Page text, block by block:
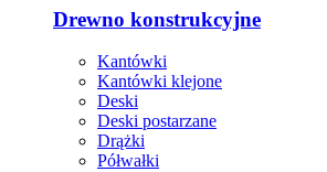
Drewno konstrukcyjne
Kantówki
Kantówki klejone
Deski
Deski postarzane
Drążki
Półwałki